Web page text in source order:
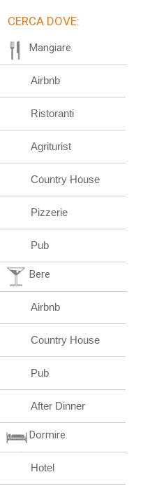
CERCA DOVE:
Mangiare
Airbnb
Ristoranti
Agriturist
Country House
Pizzerie
Pub
Bere
Airbnb
Country House
Pub
After Dinner
Dormire
Hotel